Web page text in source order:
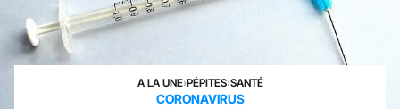
A LA UNE›PÉPITES›SANTÉ
CORONAVIRUS